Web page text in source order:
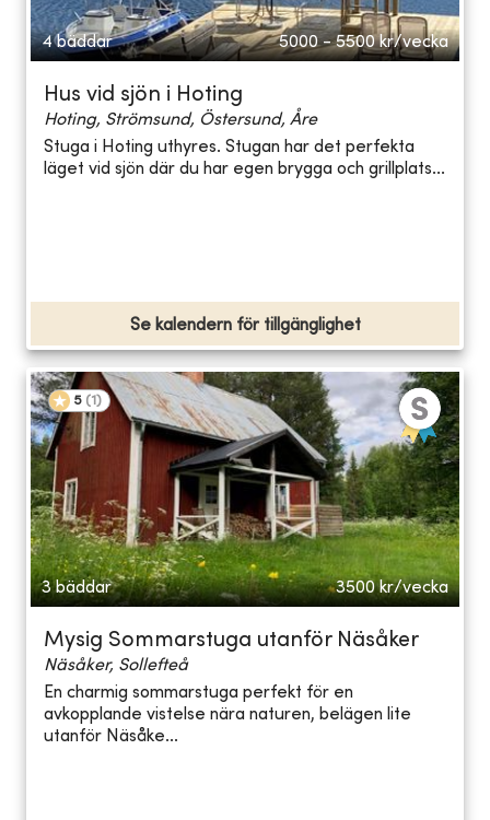
4 bäddar 5000 - 5500 kr/vecka
Hus vid sjön i Hoting
Hoting, Strömsund, Östersund, Åre
Stuga i Hoting uthyres. Stugan har det perfekta
läget vid sjön där du har egen brygga och grillplats...
Se kalendern för tillgänglighet
5 (1 )
3 bäddar 3500 kr/vecka
Mysig Sommarstuga utanför Näsåker
Näsåker, Sollefteå
En charmig sommarstuga perfekt för en
avkopplande vistelse nära naturen, belägen lite
utanför Näsåke...